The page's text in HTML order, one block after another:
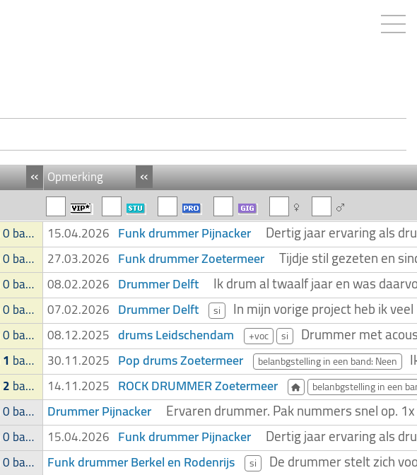
« «
Opmerking
in 0 band 15.04.2026 Funk drummer Pijnacker Dertig jaar ervaring als
in 0 band 27.03.2026 Funk drummer Zoetermeer Tijdje stil gezeten en
in 0 band 08.02.2026 Drummer Delft Ik drum al twaalf jaar en was
in 0 band 07.02.2026 Drummer Delft si In mijn vorige project heb ik
in 0 band 08.12.2025 drums Leidschendam +voc si Drummer met
1 band 30.11.2025 Pop drums Zoetermeer belanbgstelling in een band: Neen
2bands 14.11.2025 ROCK DRUMMER Zoetermeer belanbgstelling in een
in 0 band Drummer Pijnacker Ervaren drummer. Pak nummers snel op.
in 0 band 15.04.2026 Funk drummer Pijnacker Dertig jaar ervaring als
in 0 band Funk drummer Berkel en Rodenrijs si De drummer stelt zich